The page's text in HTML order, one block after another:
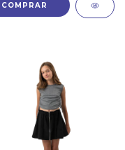
COMPRAR